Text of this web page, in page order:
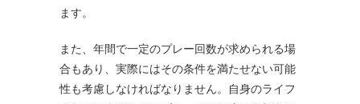
ます。
また、年間で一定のプレー回数が求められる場
合もあり、実際にはその条件を満たせない可能
性も考慮しなければなりません。自身のライフ